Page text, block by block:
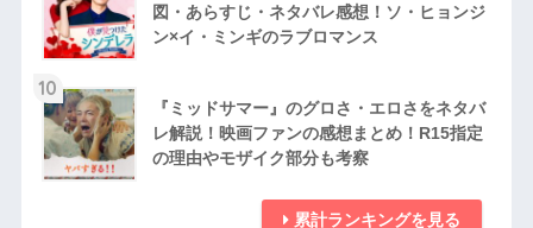
図・あらすじ・ネタバレ感想！ソ・ヒョンジ
ン×イ・ミンギのラブロマンス
10
『ミッドサマー』のグロさ・エロさをネタバ
レ解説！映画ファンの感想まとめ！R15指定
の理由やモザイク部分も考察
累計ランキングを見る